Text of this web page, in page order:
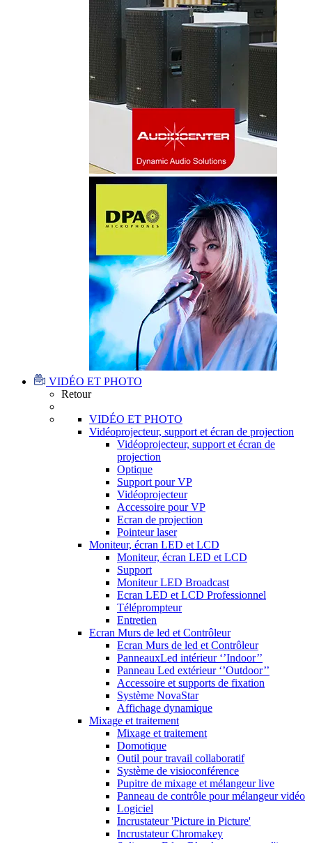
VIDÉO ET PHOTO
Retour
VIDÉO ET PHOTO
Vidéoprojecteur, support et écran de projection
Vidéoprojecteur, support et écran de
projection
Optique
Support pour VP
Vidéoprojecteur
Accessoire pour VP
Ecran de projection
Pointeur laser
Moniteur, écran LED et LCD
Moniteur, écran LED et LCD
Support
Moniteur LED Broadcast
Ecran LED et LCD Professionnel
Téléprompteur
Entretien
Ecran Murs de led et Contrôleur
Ecran Murs de led et Contrôleur
PanneauxLed intérieur ‘’Indoor’’
Panneau Led extérieur ‘’Outdoor’’
Accessoire et supports de fixation
Système NovaStar
Affichage dynamique
Mixage et traitement
Mixage et traitement
Domotique
Outil pour travail collaboratif
Système de visioconférence
Pupitre de mixage et mélangeur live
Panneau de contrôle pour mélangeur vidéo
Logiciel
Incrustateur 'Picture in Picture'
Incrustateur Chromakey